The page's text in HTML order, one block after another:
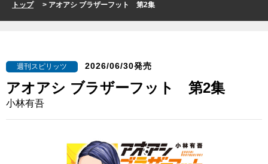
トップ> アオアシ ブラザーフット 第2集
週刊スピリッツ 2026/06/30発売
アオアシ ブラザーフット 第2集
小林有吾